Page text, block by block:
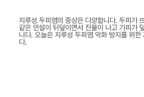
지루성 두피염의 증상은 다양합니다. 두피가
같은 인설이 뒤덮이면서 진물이 나고 가피가
니다. 오늘은 지루성 두피염 악화 방지를 위한
다.